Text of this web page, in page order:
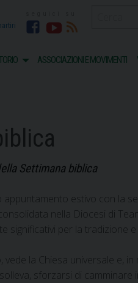
Facebook
Youtube
RSS
ASSOCIAZIONI E MOVIMENTI
Settimana biblica
estivo con la
nella Diocesi di
significativi per la tradizione
la Chiesa universale e,
sforzarsi di camminare